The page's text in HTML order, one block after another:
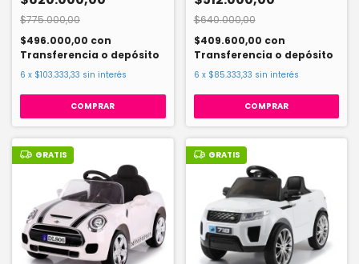
$775.000,00
$496.000,00 con
Transferencia o depósito
6 x $103.333,33 sin interés
$640.000,00
$409.600,00 con
Transferencia o depósito
6 x $85.333,33 sin interés
GRATIS GRATIS